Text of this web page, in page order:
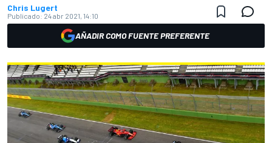
Chris Lugert
Publicado: 24 abr 2021, 14:10
AÑADIR COMO FUENTE PREFERENTE